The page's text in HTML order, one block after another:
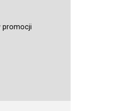
promocji